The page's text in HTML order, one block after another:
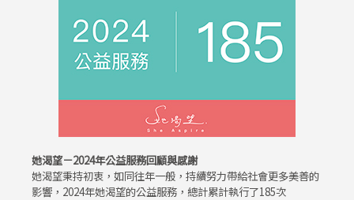
她渴望－2024年公益服務回顧與感謝
她渴望秉持初衷，如同往年一般，持續努力帶給社會更多美善的
影響，2024年她渴望的公益服務，總計累計執行了185次